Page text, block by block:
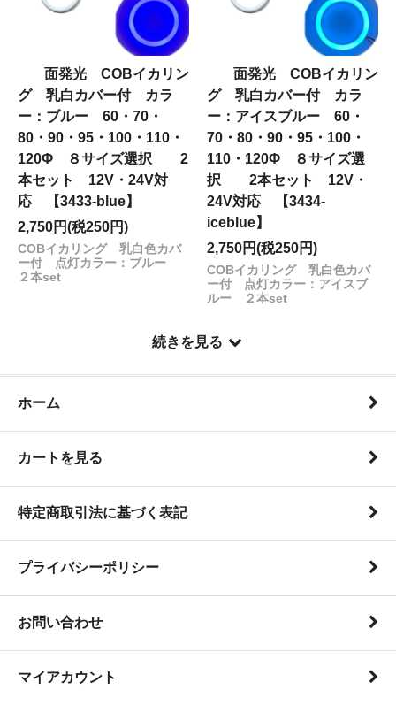
面発光 COBイカリン
グ 乳白カバー付 カラ
ー：ブルー 60・70・
80・90・95・100・110・
120Φ ８サイズ選択 2
本セット 12V・24V対
応 【3433-blue】
2,750円(税250円)
COBイカリング 乳白色カバ
ー付 点灯カラー：ブルー
２本set
面発光 COBイカリン
グ 乳白カバー付 カラ
ー：アイスブルー 60・
70・80・90・95・100・
110・120Φ ８サイズ選
択 2本セット 12V・
24V対応 【3434-
iceblue】
2,750円(税250円)
COBイカリング 乳白色カバ
ー付 点灯カラー：アイスブ
ルー ２本set
続きを見る
ホーム
カートを見る
特定商取引法に基づく表記
プライバシーポリシー
お問い合わせ
マイアカウント